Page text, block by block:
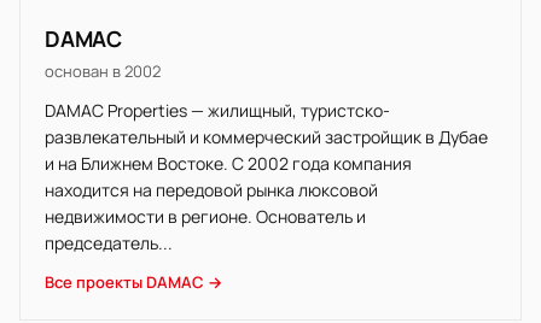
DAMAC
основан в 2002
DAMAC Properties — жилищный, туристско-
развлекательный и коммерческий застройщик в Дубае
и на Ближнем Востоке. С 2002 года компания
находится на передовой рынка люксовой
недвижимости в регионе. Основатель и
председатель...
Все проекты DAMAC →